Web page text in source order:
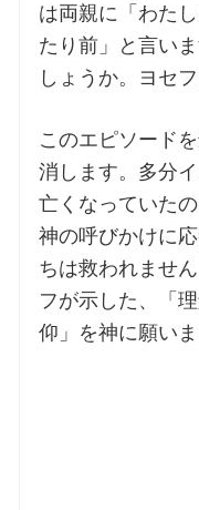
は両親に「わた
たり前」と言い
しょうか。ヨセ
このエピソード
消します。多分
亡くなっていた
神の呼びかけに
ちは救われませ
フが示した、「
仰」を神に願いま